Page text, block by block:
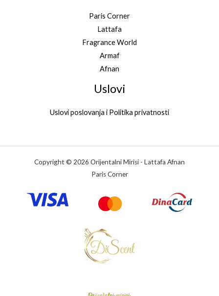
Paris Corner
Lattafa
Fragrance World
Armaf
Afnan
Uslovi
Uslovi poslovanja i Politika privatnosti
Copyright © 2026 Orijentalni Mirisi - Lattafa Afnan
Paris Corner